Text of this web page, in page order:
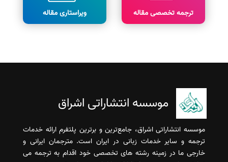
ترجمه تخصصی مقاله ویراستاری مقاله
موسسه انتشاراتی اشراق
موسسه انتشاراتی اشراق، جامع‌ترین و برترین پلتفرم ارائه خدمات
ترجمه و سایر خدمات زبانی در ایران است. مترجمان ایرانی و
خارجی ما در زمینه رشته های تخصصی خود اقدام به ترجمه می